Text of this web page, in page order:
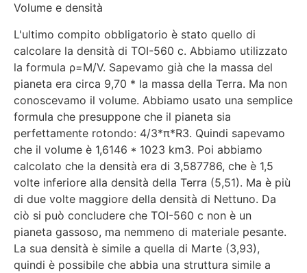
Volume e densità
L'ultimo compito obbligatorio è stato quello di
calcolare la densità di TOI-560 c. Abbiamo utilizzato
la formula ρ=M/V. Sapevamo già che la massa del
pianeta era circa 9,70 * la massa della Terra. Ma non
conoscevamo il volume. Abbiamo usato una semplice
formula che presuppone che il pianeta sia
perfettamente rotondo: 4/3*π*R3. Quindi sapevamo
che il volume è 1,6146 * 1023 km3. Poi abbiamo
calcolato che la densità era di 3,587786, che è 1,5
volte inferiore alla densità della Terra (5,51). Ma è più
di due volte maggiore della densità di Nettuno. Da
ciò si può concludere che TOI-560 c non è un
pianeta gassoso, ma nemmeno di materiale pesante.
La sua densità è simile a quella di Marte (3,93),
quindi è possibile che abbia una struttura simile a